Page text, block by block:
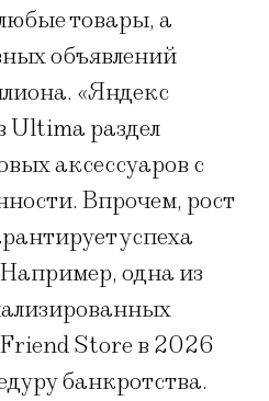
товары, а
объявлений
«Яндекс
Ultima раздел
аксессуаров с
Впрочем, рост
успеха
одна из
Store в 2026
банкротства.